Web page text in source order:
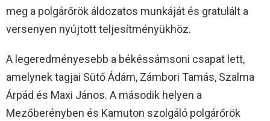
meg a polgárőrök áldozatos munkáját és gratulált a
versenyen nyújtott teljesítményükhöz.
A legeredményesebb a békéssámsoni csapat lett,
amelynek tagjai Sütő Ádám, Zámbori Tamás, Szalma
Árpád és Maxi János. A második helyen a
Mezőberényben és Kamuton szolgáló polgárőrök